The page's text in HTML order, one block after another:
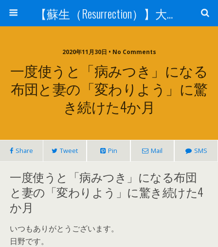
【蘇生（Resurrection）】大宇宙と人体の神秘を紐解く
2020年11月30日 • No Comments
一度使うと「病みつき」になる
布団と妻の「変わりよう」に驚
き続けた4か月
Share Tweet Pin Mail SMS
一度使うと「病みつき」になる布団
と妻の「変わりよう」に驚き続けた4
か月
いつもありがとうございます。
日野です。